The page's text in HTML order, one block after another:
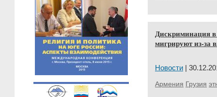
Дискриминация
мигрируют из-за
Новости |
Армения Грузия